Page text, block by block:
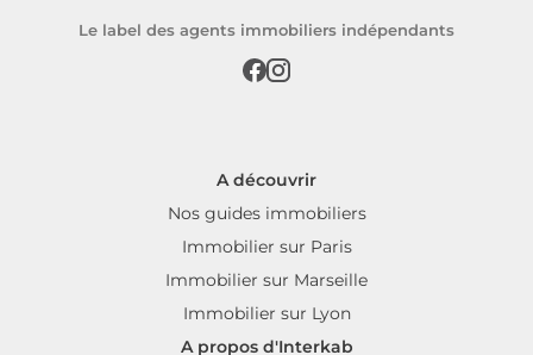
Le label des agents immobiliers indépendants
A découvrir
Nos guides immobiliers
Immobilier sur Paris
Immobilier sur Marseille
Immobilier sur Lyon
A propos d'Interkab